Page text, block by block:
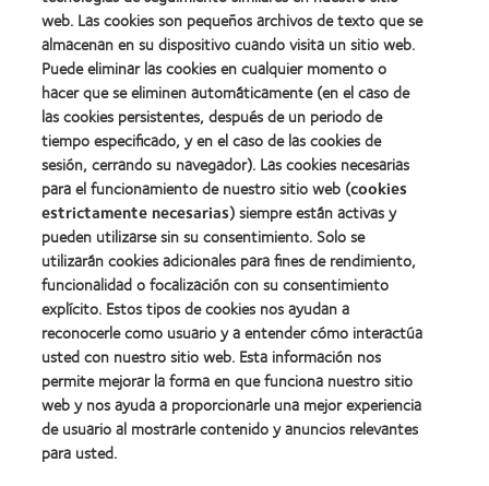
Manufacturing
Leadership
100
(ML
100)
(2012)
REBRAND
100®
(2012)
Learn
more
about
Premio
de
la
Industria
de
la
BCLA
Nuestros productos
Encuentre su lente
Tecnología para lentes de contacto
Lentes de contacto y visión
web. Las cookies son pequeños archivos de texto que se
almacenan en su dispositivo cuando visita un sitio web.
Puede eliminar las cookies en cualquier momento o
hacer que se eliminen automáticamente (en el caso de
las cookies persistentes, después de un periodo de
tiempo especificado, y en el caso de las cookies de
sesión, cerrando su navegador). Las cookies necesarias
para el funcionamiento de nuestro sitio web (cookies
estrictamente necesarias) siempre están activas y
pueden utilizarse sin su consentimiento. Solo se
utilizarán cookies adicionales para fines de rendimiento,
funcionalidad o focalización con su consentimiento
explícito. Estos tipos de cookies nos ayudan a
reconocerle como usuario y a entender cómo interactúa
usted con nuestro sitio web. Esta información nos
permite mejorar la forma en que funciona nuestro sitio
web y nos ayuda a proporcionarle una mejor experiencia
de usuario al mostrarle contenido y anuncios relevantes
para usted.